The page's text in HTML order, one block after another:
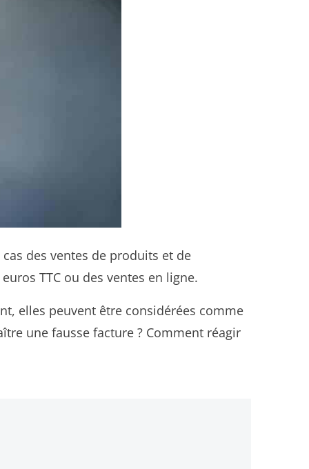
cas des ventes de produits et de
TTC ou des ventes en ligne.
elles peuvent être considérées comme
une fausse facture ? Comment réagir